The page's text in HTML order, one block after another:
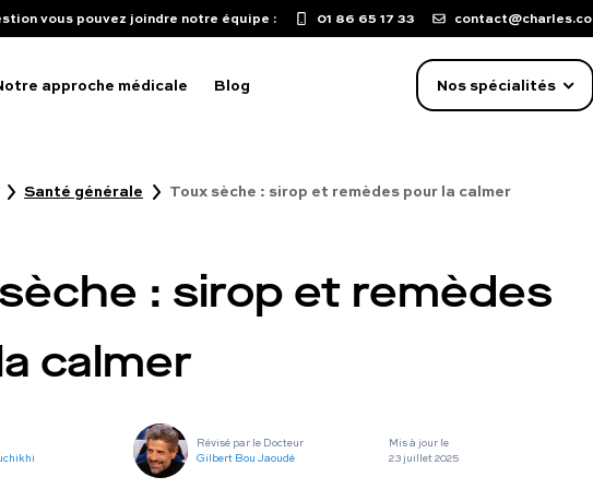
vous pouvez joindre notre équipe : 01 86 65 17 33 contact@charles.co
approche médicale Blog Nos spécialités
d'érection
de libido
sexuels
sur le pénis
Santé générale Toux sèche : sirop et remèdes pour la calmer
: sirop et remèdes
calmer
Révisé par le Docteur
Gilbert Bou Jaoudé
Mis à jour le
23 juillet 2025